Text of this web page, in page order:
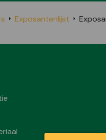
Exposantenlijst